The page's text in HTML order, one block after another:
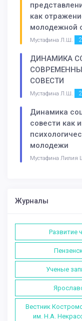
как
молодежной
Мустафина Л.Ш.
ДИНАМИКА
СОВЕСТИ
Мустафина Л.Ш.
Динамика
совести как
молодежи
Мустафина Лилия
Журналы
Развитие
Ученые
Вестник
им. Н.А.